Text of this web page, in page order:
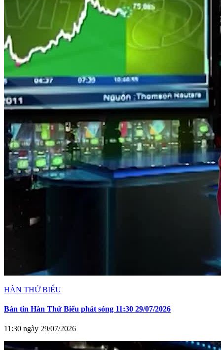
HÀN THỬ BIỂU
Bản tin Hàn Thử Biểu phát sóng 11:30 29/07/2026
11:30 ngày 29/07/2026